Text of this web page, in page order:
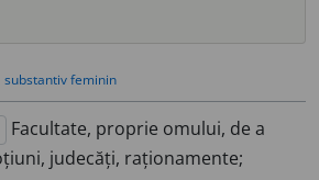
substantiv feminin
Facultate, proprie omului, de a
judecăți, raționamente;